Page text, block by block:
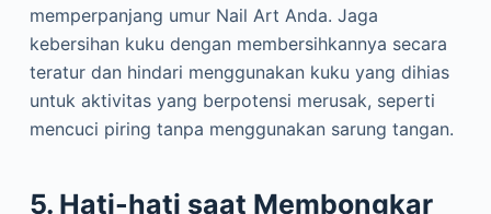
memperpanjang umur Nail Art Anda. Jaga
kebersihan kuku dengan membersihkannya secara
teratur dan hindari menggunakan kuku yang dihias
untuk aktivitas yang berpotensi merusak, seperti
mencuci piring tanpa menggunakan sarung tangan.
5. Hati-hati saat Membongkar